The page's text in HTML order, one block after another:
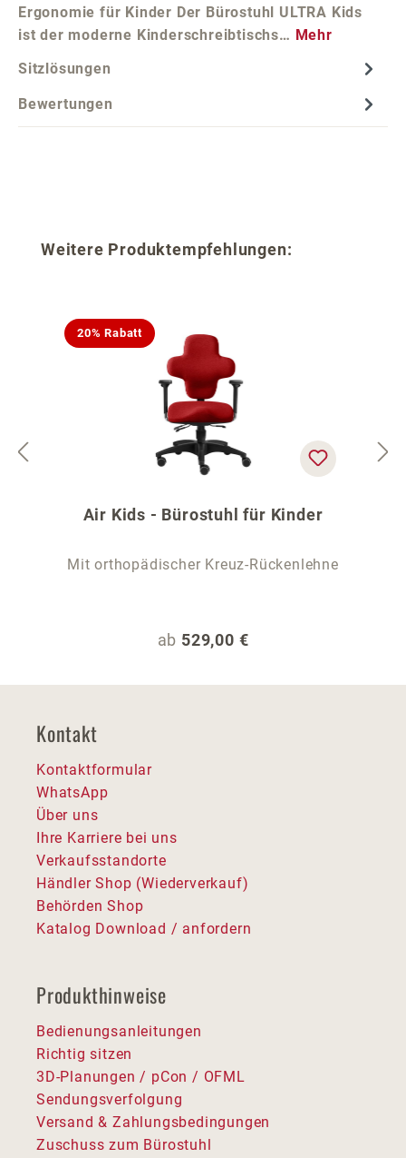
Ergonomie für Kinder Der Bürostuhl ULTRA Kids
ist der moderne Kinderschreibtischs… Mehr
Sitzlösungen
Bewertungen
Produktgalerie überspringen
Weitere Produktempfehlungen:
20% Rabatt
Air Kids - Bürostuhl für Kinder
Mit orthopädischer Kreuz-Rückenlehne
Regulärer Preis:
ab 529,00 €
Kontakt
Kontaktformular
WhatsApp
Über uns
Ihre Karriere bei uns
Verkaufsstandorte
Händler Shop (Wiederverkauf)
Behörden Shop
Katalog Download / anfordern
Produkthinweise
Bedienungsanleitungen
Richtig sitzen
3D-Planungen / pCon / OFML
Sendungsverfolgung
Versand & Zahlungsbedingungen
Zuschuss zum Bürostuhl